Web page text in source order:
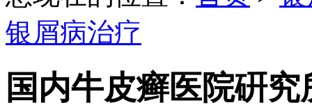
银屑病治疗
国内牛皮癣医院硏究